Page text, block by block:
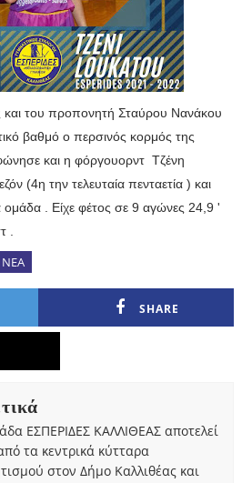
και του προπονητή Σταύρου Νανάκου
βαθμό ο περσινός κορμός της
και η φόργουορντ Τζένη
(4η την τελευταία πενταετία ) και
ομάδα . Eίχε φέτος σε 9 αγώνες 24,9 '
.
ΝΕΑ
SHARE
ΕΣΠΕΡΙΔΕΣ ΚΑΛΛΙΘΕΑΣ αποτελεί
τα κεντρικά κύτταρα
στον Δήμο Καλλιθέας και